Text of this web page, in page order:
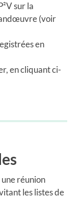
sur la
(voir
en
en cliquant ci-
une réunion
les listes de